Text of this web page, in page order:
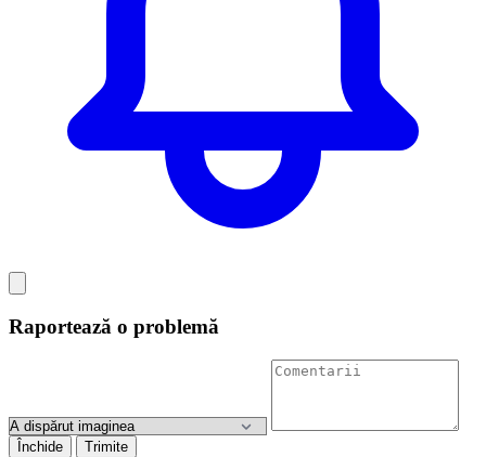
Raportează o problemă
Închide Trimite